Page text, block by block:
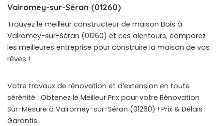
Valromey-sur-Séran (01260)
Trouvez le meilleur constructeur de maison Bois à
Valromey-sur-Séran (01260) et ces alentours, comparez
les meilleures entreprise pour construire la maison de vos
rêves !
Votre travaux de rénovation et d’extension en toute
sérénité . Obtenez le Meilleur Prix pour votre Rénovation
Sur-Mesure à Valromey-sur-Séran (01260) ! Prix & Délais
Garantis.